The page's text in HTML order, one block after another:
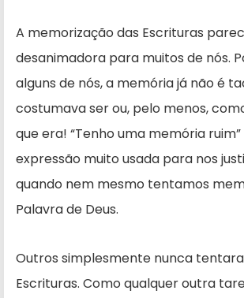
A memorização das Escrituras
desanimadora para muitos de nós.
alguns de nós, a memória já não é
costumava ser ou, pelo menos,
que era! “Tenho uma memória
expressão muito usada para nos
quando nem mesmo tentamos
Palavra de Deus.
Outros simplesmente nunca
Escrituras. Como qualquer outra